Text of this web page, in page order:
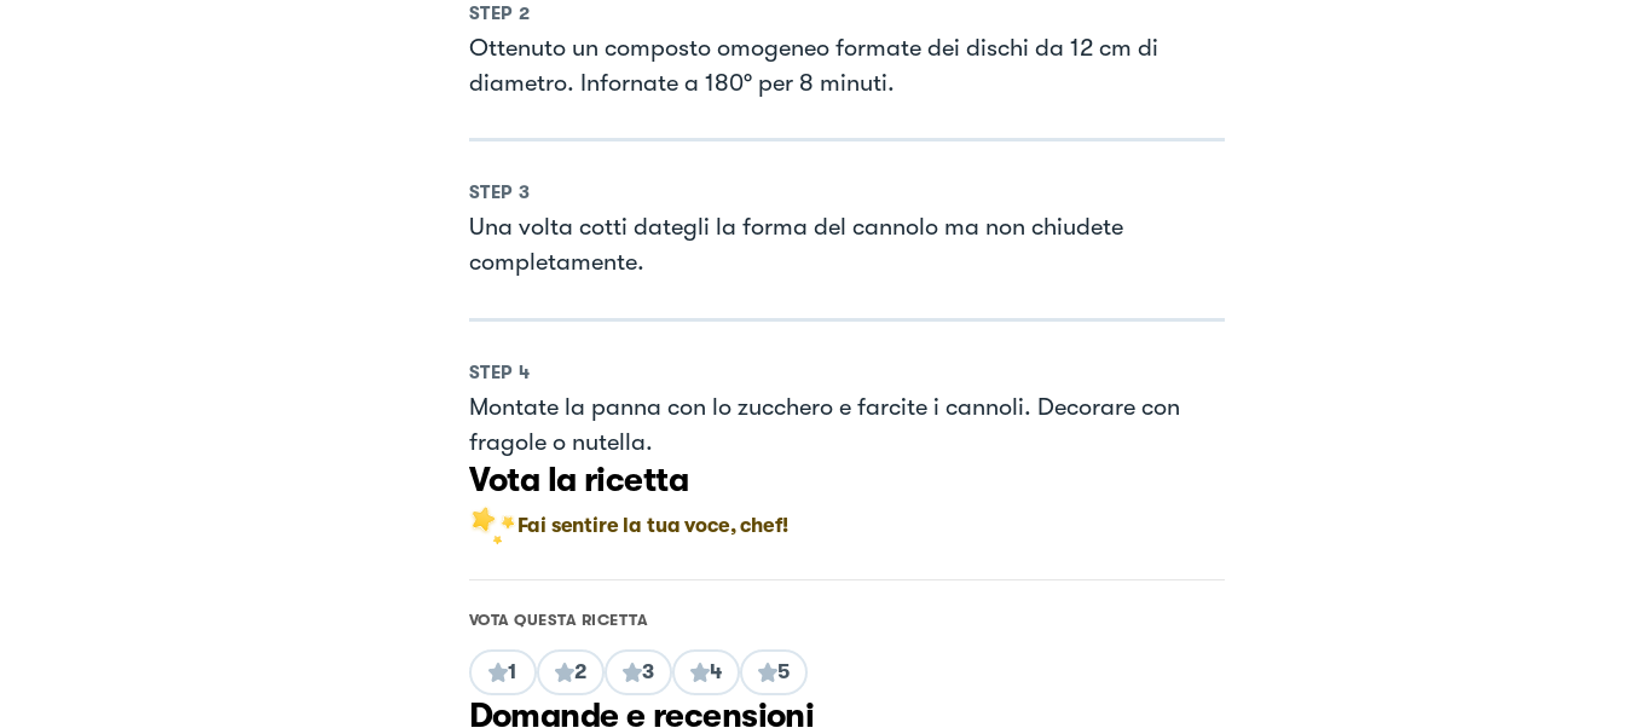
STEP 2
Ottenuto un composto omogeneo formate dei dischi da 12 cm di
diametro. Infornate a 180° per 8 minuti.
STEP 3
Una volta cotti dategli la forma del cannolo ma non chiudete
completamente.
STEP 4
Montate la panna con lo zucchero e farcite i cannoli. Decorare con
fragole o nutella.
Vota la ricetta
Fai sentire la tua voce, chef!
VOTA QUESTA RICETTA
1 2 3 4 5
Domande e recensioni